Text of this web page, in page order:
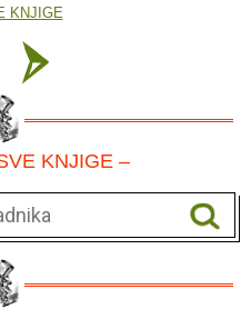
KNJIGE
KNJIGE –